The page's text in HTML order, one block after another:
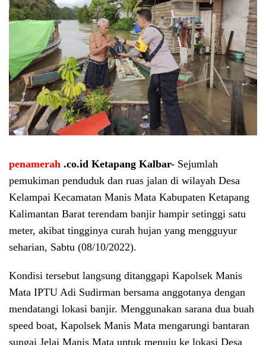
penamerah .co.id Ketapang Kalbar- Sejumlah
pemukiman penduduk dan ruas jalan di wilayah Desa
Kelampai Kecamatan Manis Mata Kabupaten Ketapang
Kalimantan Barat terendam banjir hampir setinggi satu
meter, akibat tingginya curah hujan yang mengguyur
seharian, Sabtu (08/10/2022).
Kondisi tersebut langsung ditanggapi Kapolsek Manis
Mata IPTU Adi Sudirman bersama anggotanya dengan
mendatangi lokasi banjir. Menggunakan sarana dua buah
speed boat, Kapolsek Manis Mata mengarungi bantaran
sungai Jelai Manis Mata untuk menuju ke lokasi Desa